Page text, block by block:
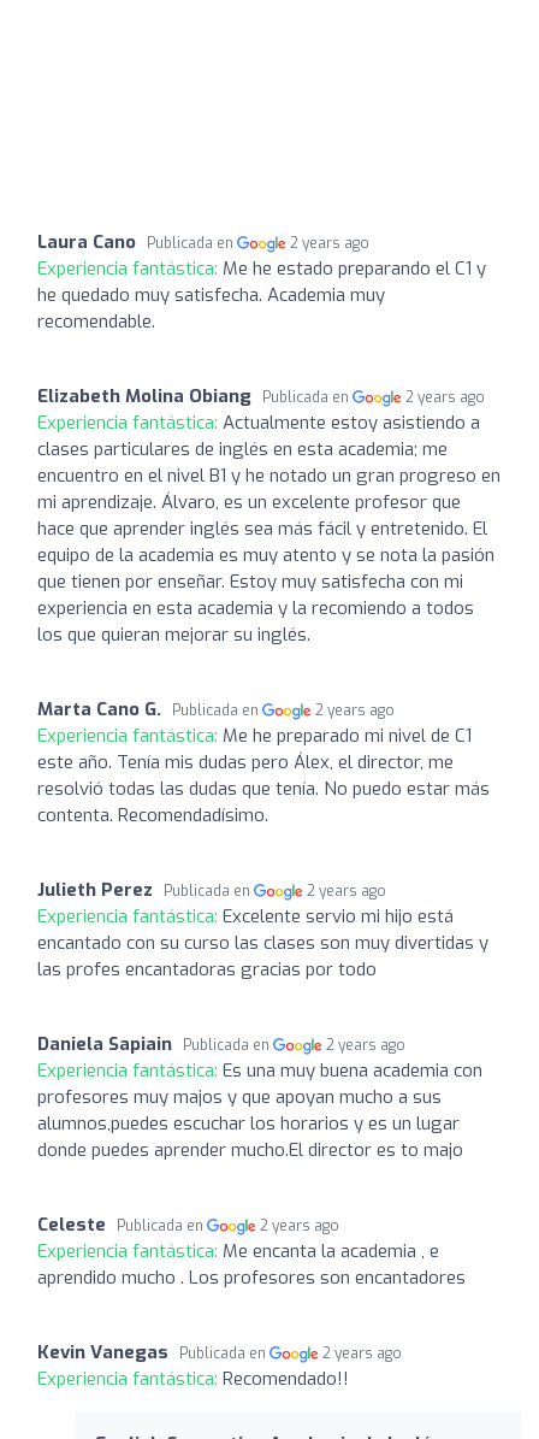
Laura Cano Publicada en 2 years ago
Experiencia fantástica: Me he estado preparando el C1 y
he quedado muy satisfecha. Academia muy
recomendable.
Elizabeth Molina Obiang Publicada en 2 years ago
Experiencia fantástica: Actualmente estoy asistiendo a
clases particulares de inglés en esta academia; me
encuentro en el nivel B1 y he notado un gran progreso en
mi aprendizaje. Álvaro, es un excelente profesor que
hace que aprender inglés sea más fácil y entretenido. El
equipo de la academia es muy atento y se nota la pasión
que tienen por enseñar. Estoy muy satisfecha con mi
experiencia en esta academia y la recomiendo a todos
los que quieran mejorar su inglés.
Marta Cano G. Publicada en 2 years ago
Experiencia fantástica: Me he preparado mi nivel de C1
este año. Tenía mis dudas pero Álex, el director, me
resolvió todas las dudas que tenía. No puedo estar más
contenta. Recomendadísimo.
Julieth Perez Publicada en 2 years ago
Experiencia fantástica: Excelente servio mi hijo está
encantado con su curso las clases son muy divertidas y
las profes encantadoras gracias por todo
Daniela Sapiain Publicada en 2 years ago
Experiencia fantástica: Es una muy buena academia con
profesores muy majos y que apoyan mucho a sus
alumnos,puedes escuchar los horarios y es un lugar
donde puedes aprender mucho.El director es to majo
Celeste Publicada en 2 years ago
Experiencia fantástica: Me encanta la academia , e
aprendido mucho . Los profesores son encantadores
Kevin Vanegas Publicada en 2 years ago
Experiencia fantástica: Recomendado!!